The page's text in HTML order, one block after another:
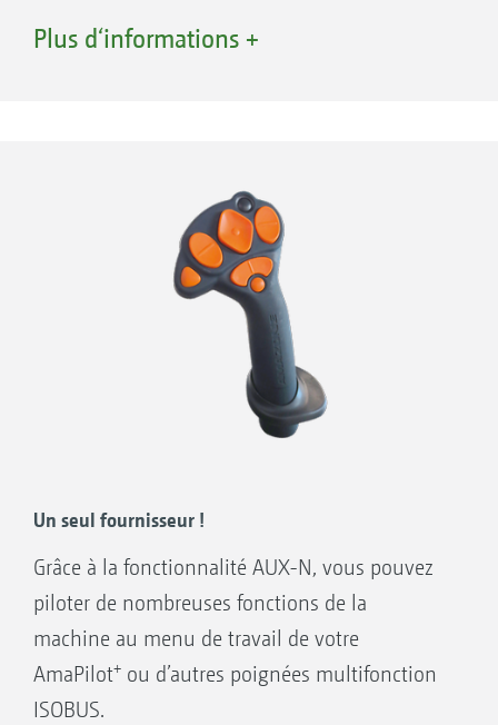
exclusivement tactile.
seulement surveiller. Si besoin, elles peuvent
être agrandies avec les doigts. La possibilité de
se créer un "tableau de bord" personnalisé
avec des affichages vient compléter
l’ergonomie d’utilisation.
Avantages de l’AmaPad 2 :
Terminal utilisateur ISOBUS haut de gamme
Concept MiniView élargi qui permet un
affichage parallèle de quatre menus
maximum
Bouton de démarrage rapide et barre
lumineuse intégrée
Deux entrées de caméra
Plus d‘informations +
Un seul fournisseur !
Grâce à la fonctionnalité AUX-N, vous pouvez
piloter de nombreuses fonctions de la
machine au menu de travail de votre
AmaPilot+ ou d’autres poignées multifonction
ISOBUS.